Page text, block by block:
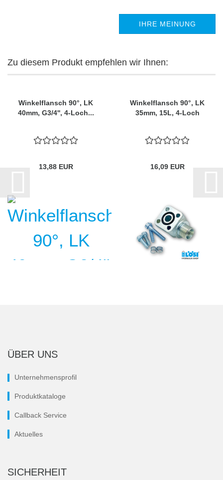
IHRE MEINUNG
Zu diesem Produkt empfehlen wir Ihnen:
Winkelflansch 90°, LK
40mm, G3/4'', 4-Loch...
13,88 EUR
Winkelflansch 90°, LK
35mm, 15L, 4-Loch
16,09 EUR
ÜBER UNS
Unternehmensprofil
Produktkataloge
Callback Service
Aktuelles
SICHERHEIT